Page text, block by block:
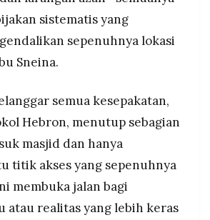
sistematis yang
sepenuhnya lokasi
Sneina.
semua kesepakatan,
Hebron, menutup sebagian
masjid dan hanya
titik akses yang sepenuhnya
membuka jalan bagi
atau realitas yang lebih keras